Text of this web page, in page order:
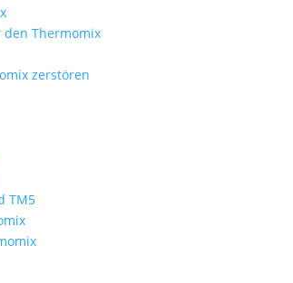
Thermomix
zerstören
TM5